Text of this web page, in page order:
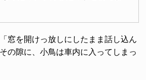
窓を開けっ放しにしたまま話し込ん
の隙に、小鳥は車内に入ってしまっ